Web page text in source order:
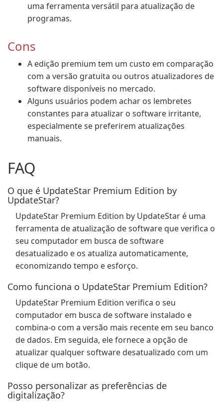
uma ferramenta versátil para atualização de
programas.
Cons
A edição premium tem um custo em comparação
com a versão gratuita ou outros atualizadores de
software disponíveis no mercado.
Alguns usuários podem achar os lembretes
constantes para atualizar o software irritante,
especialmente se preferirem atualizações
manuais.
FAQ
O que é UpdateStar Premium Edition by
UpdateStar?
UpdateStar Premium Edition by UpdateStar é uma
ferramenta de atualização de software que verifica o
seu computador em busca de software
desatualizado e os atualiza automaticamente,
economizando tempo e esforço.
Como funciona o UpdateStar Premium Edition?
UpdateStar Premium Edition verifica o seu
computador em busca de software instalado e
combina-o com a versão mais recente em seu banco
de dados. Em seguida, ele fornece a opção de
atualizar qualquer software desatualizado com um
clique de um botão.
Posso personalizar as preferências de
digitalização?